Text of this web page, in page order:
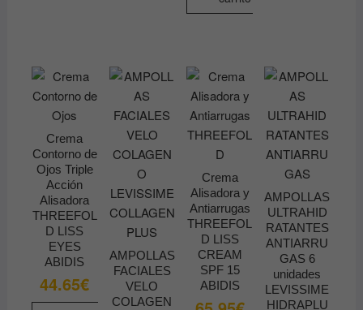
Crema
Contorno de
Ojos Triple
Acción
Alisadora
THREEFOL
D LISS
EYES
ABIDIS
44.65€
AMPOLLAS
FACIALES
VELO
COLAGEN
Crema
Alisadora y
Antiarrugas
THREEFOL
D LISS
CREAM
SPF 15
ABIDIS
AMPOLLAS
ULTRAHID
RATANTES
ANTIARRU
GAS 6
unidades
LEVISSIME
HIDRAPLU